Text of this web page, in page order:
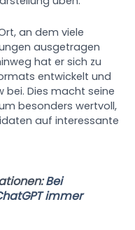
an dem viele
ausgetragen
hat er sich zu
entwickelt und
bei. Dies macht seine
besonders wertvoll,
auf interessante
Bei
immer